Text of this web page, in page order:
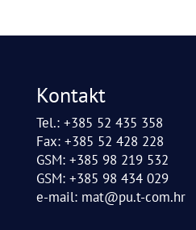
Kontakt
Tel.: +385 52 435 358
Fax: +385 52 428 228
GSM: +385 98 219 532
GSM: +385 98 434 029
e-mail: mat@pu.t-com.hr